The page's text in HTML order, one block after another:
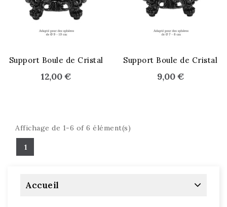
Support Boule de Cristal
12,00 €
Support Boule de Cristal
9,00 €
Affichage de 1-6 of 6 élément(s)
1
Accueil